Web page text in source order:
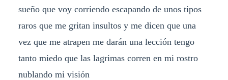
sueño que voy corriendo escapando de unos tipos
raros que me gritan insultos y me dicen que una
vez que me atrapen me darán una lección tengo
tanto miedo que las lagrimas corren en mi rostro
nublando mi visión